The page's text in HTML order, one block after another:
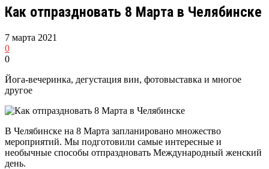
Как отпраздновать 8 Марта в Челябинске
7 марта 2021
0
0
Йога-вечеринка, дегустация вин, фотовыставка и многое
другое
В Челябинске на 8 Марта запланировано множество
мероприятий. Мы подготовили самые интересные и
необычные способы отпраздновать Международный женский
день.